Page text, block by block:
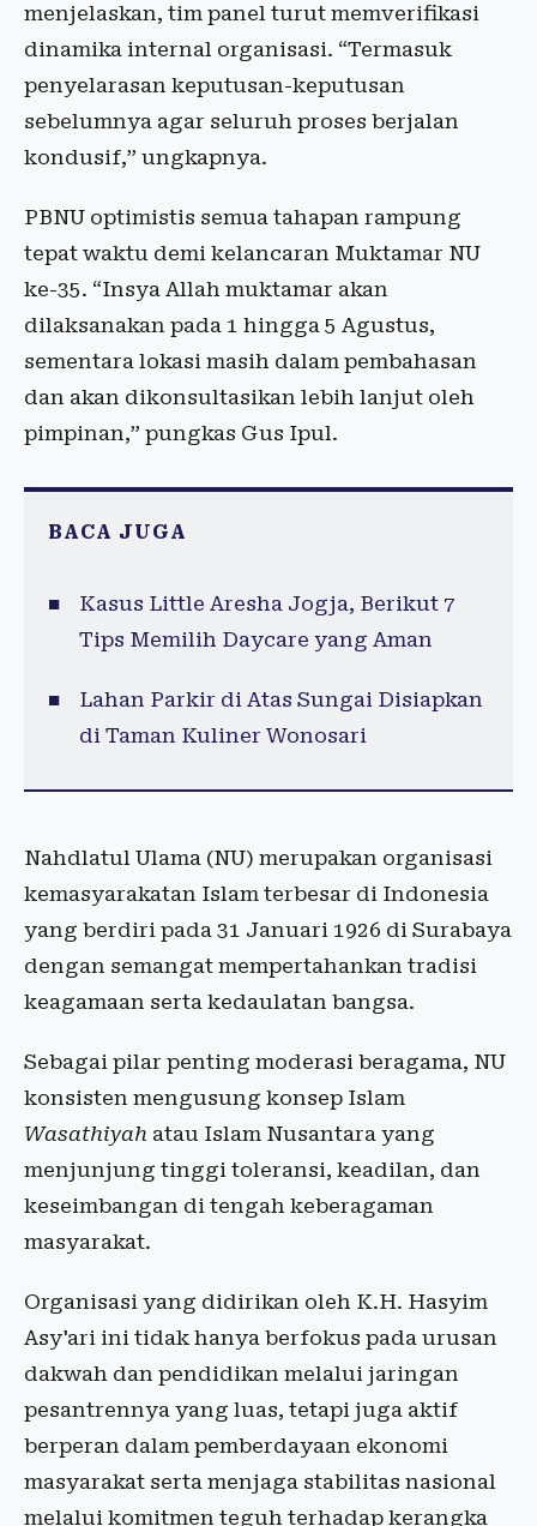
menjelaskan, tim panel turut memverifikasi
dinamika internal organisasi. “Termasuk
penyelarasan keputusan-keputusan
sebelumnya agar seluruh proses berjalan
kondusif,” ungkapnya.
PBNU optimistis semua tahapan rampung
tepat waktu demi kelancaran Muktamar NU
ke-35. “Insya Allah muktamar akan
dilaksanakan pada 1 hingga 5 Agustus,
sementara lokasi masih dalam pembahasan
dan akan dikonsultasikan lebih lanjut oleh
pimpinan,” pungkas Gus Ipul.
BACA JUGA
Kasus Little Aresha Jogja, Berikut 7
Tips Memilih Daycare yang Aman
Lahan Parkir di Atas Sungai Disiapkan
di Taman Kuliner Wonosari
Nahdlatul Ulama (NU) merupakan organisasi
kemasyarakatan Islam terbesar di Indonesia
yang berdiri pada 31 Januari 1926 di Surabaya
dengan semangat mempertahankan tradisi
keagamaan serta kedaulatan bangsa.
Sebagai pilar penting moderasi beragama, NU
konsisten mengusung konsep Islam
Wasathiyah atau Islam Nusantara yang
menjunjung tinggi toleransi, keadilan, dan
keseimbangan di tengah keberagaman
masyarakat.
Organisasi yang didirikan oleh K.H. Hasyim
Asy'ari ini tidak hanya berfokus pada urusan
dakwah dan pendidikan melalui jaringan
pesantrennya yang luas, tetapi juga aktif
berperan dalam pemberdayaan ekonomi
masyarakat serta menjaga stabilitas nasional
melalui komitmen teguh terhadap kerangka